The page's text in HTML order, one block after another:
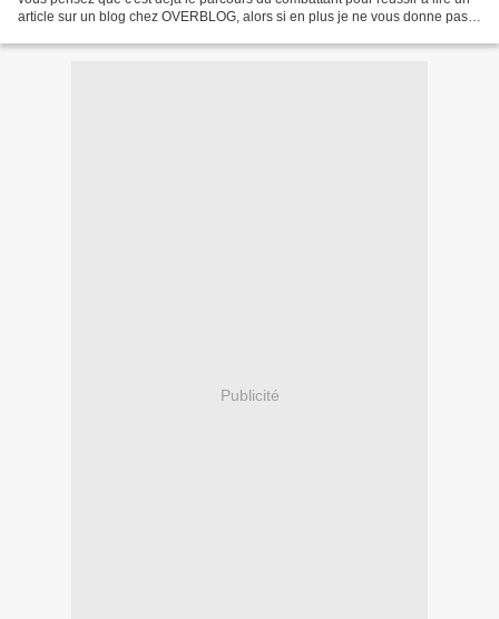
article sur un blog chez OVERBLOG, alors si en plus je ne vous donne pas
Publicité